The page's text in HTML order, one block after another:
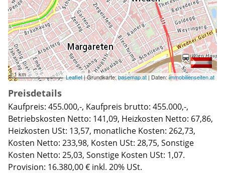
1 km Leaflet| Grundkarte:basemap.at| Daten:immobilienseiten.at
Preisdetails
Kaufpreis: 455.000,-, Kaufpreis brutto: 455.000,-,
Betriebskosten Netto: 141,09, Heizkosten Netto: 67,86,
Heizkosten USt: 13,57, monatliche Kosten: 262,73,
Kosten Netto: 233,98, Kosten USt: 28,75, Sonstige
Kosten Netto: 25,03, Sonstige Kosten USt: 1,07.
Provision: 16.380,00 € inkl. 20% USt.